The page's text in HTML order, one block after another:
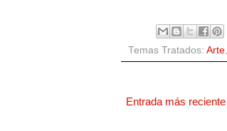
Temas Tratados: Arte,
Entrada más reciente